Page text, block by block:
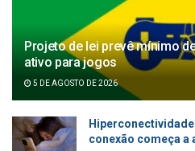
Projeto de lei prevê mínimo
ativo para jogos
5 DE AGOSTO DE 2026
conexão começa a